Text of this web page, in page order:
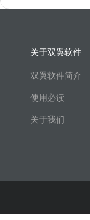
关于双翼软件
双翼软件简介
使用必读
关于我们